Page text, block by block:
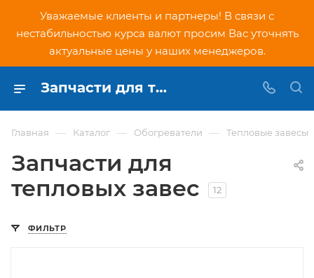
Уважаемые клиенты и партнеры! В связи с
нестабильностью курса валют просим Вас уточнять
актуальные цены у наших менеджеров.
Запчасти для тепловых завес купить в Москве по низким ценам в интернет-магазине PNDtech.ru
Главная — Каталог — Обогреватели — Тепловые завесы
Запчасти для
тепловых завес
12
ФИЛЬТР